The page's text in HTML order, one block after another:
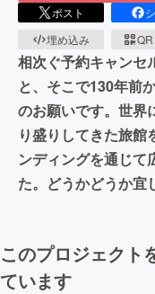
ポスト
埋め込み
相次ぐ予約キャンセ
と、そこで130年前
のお願いです。世界
り盛りしてきた旅館
ンディングを通じて
た。どうかどうか宜
このプロジェクト
ています